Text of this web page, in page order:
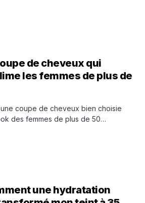
de cheveux qui
les femmes de plus de
coupe de cheveux bien choisie
des femmes de plus de 50…
une hydratation